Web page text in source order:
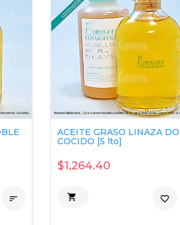

ACEITE GRASO LINAZA
COCIDO [5 lto]
$1,264.40
 favorite_border